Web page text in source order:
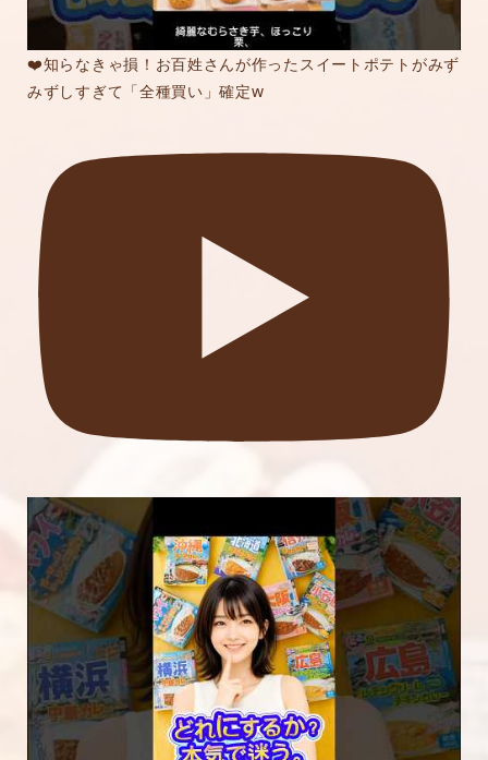
❤️知らなきゃ損！お百姓さんが作ったスイートポテトがみず
みずしすぎて「全種買い」確定w